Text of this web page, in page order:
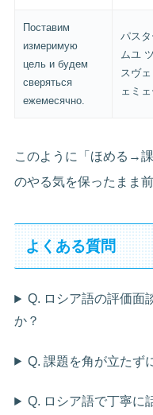
Поставим
измеримую
цель и будем
сверяться
ежемесячно.
パス
ムユ
スヴ
ェミ
このように「ほめる→
のやる気を保ったまま
よくある質問
Q. ロシア語の評価面
か？
Q. 課題を角が立たず
Q. ロシア語で丁寧に